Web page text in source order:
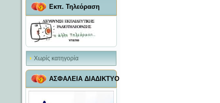
Εκπ. Τηλεόραση
Χωρίς κατηγορία
ΑΣΦΑΛΕΙΑ ΔΙΑΔΙΚΤΥΟ